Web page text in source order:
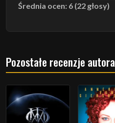
Średnia ocen: 6 (22 głosy)
Pozostałe recenzje autora